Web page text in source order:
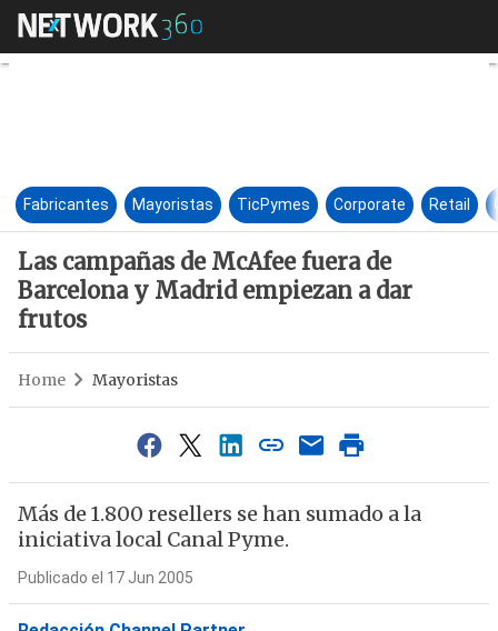
Las campañas de McAfee
Fabricantes Mayoristas TicPymes Corporate Retail
Las campañas de McAfee fuera de
Barcelona y Madrid empiezan a dar
frutos
Home Mayoristas
Más de 1.800 resellers se han sumado a la
iniciativa local Canal Pyme.
Publicado el 17 Jun 2005